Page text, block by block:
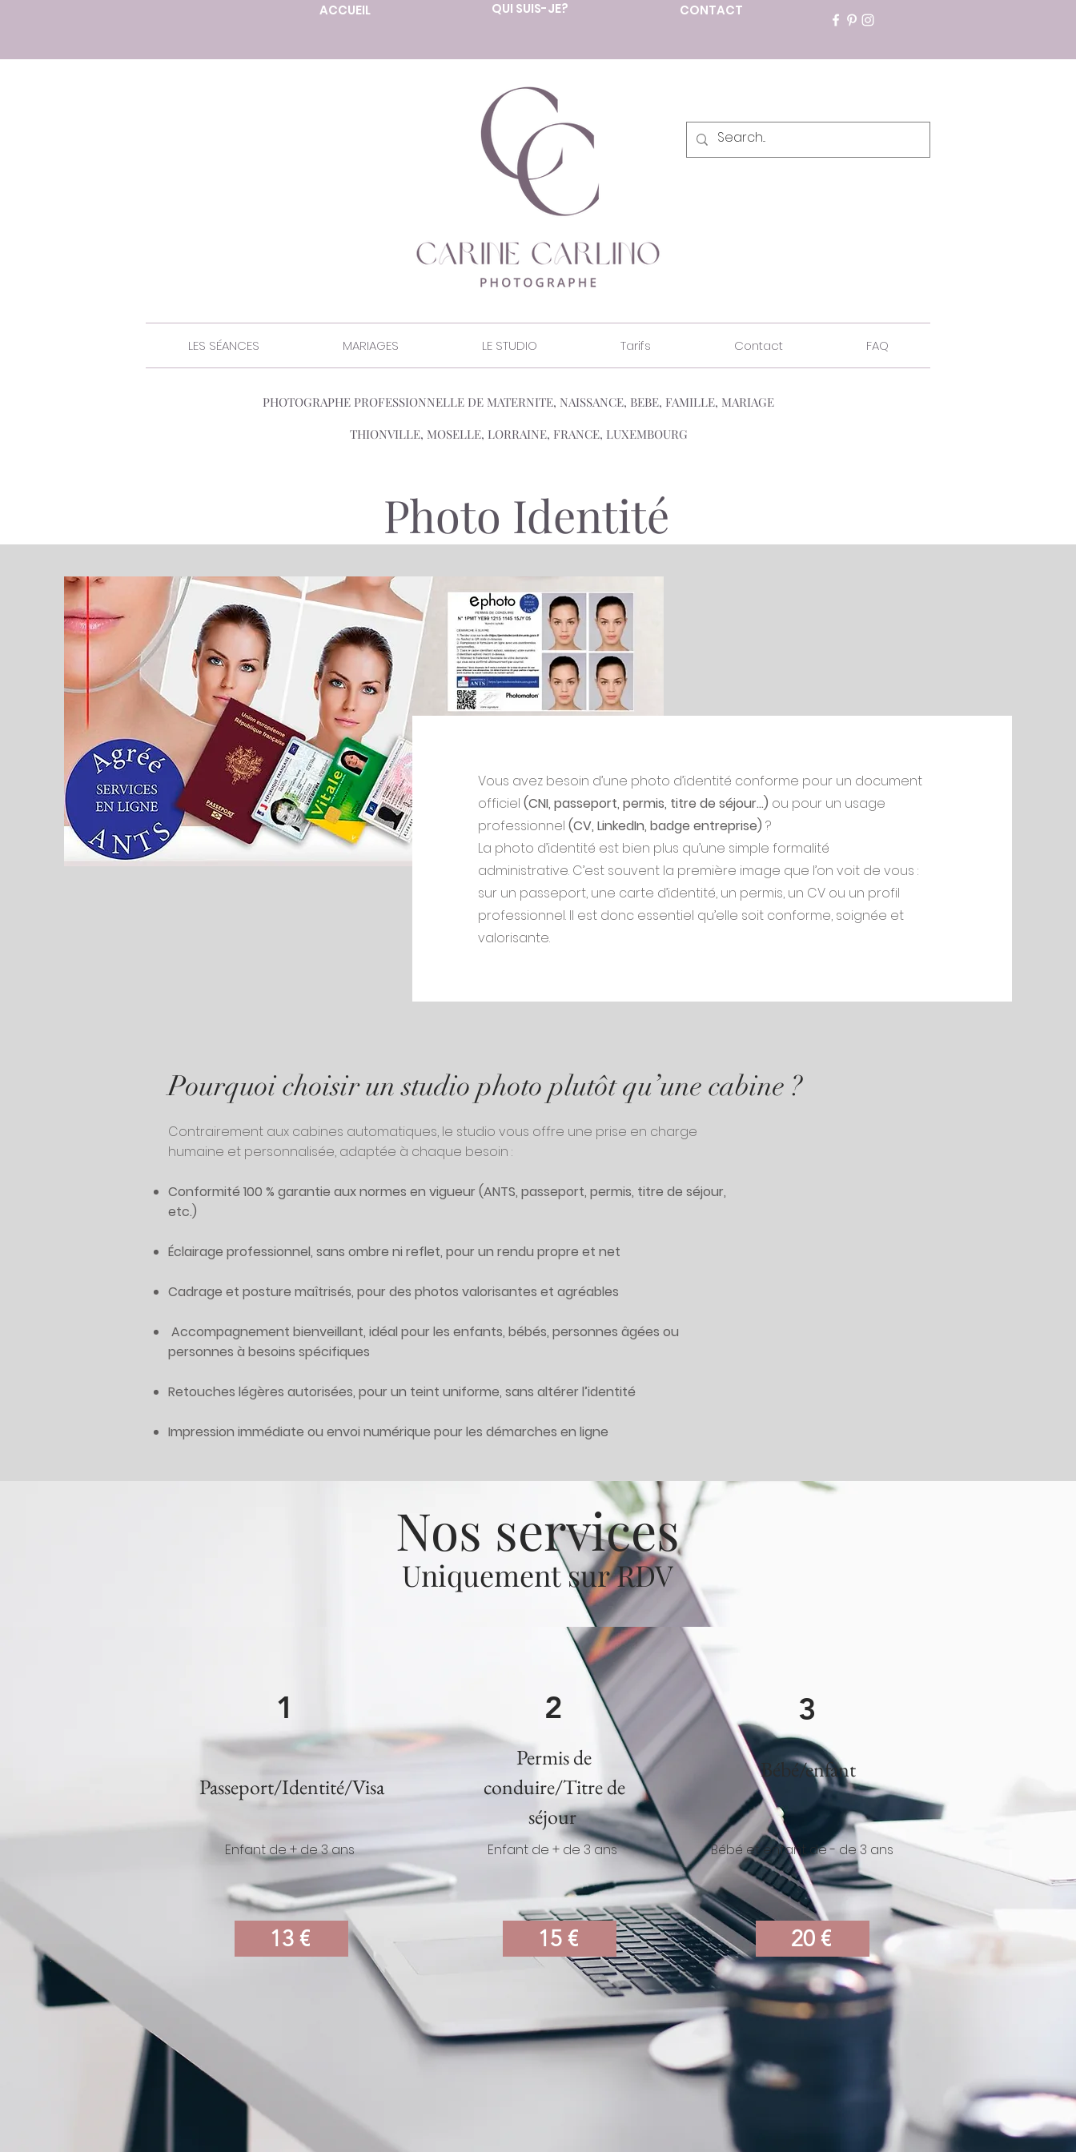
ACCUEIL QUI SUIS-JE? CONTACT
LES SÉANCES MARIAGES LE STUDIO Tarifs Contact FAQ
Photo Identité
Vous avez besoin d’une photo d’identité conforme pour un document
officiel(CNI, passeport, permis, titre de séjour...) ou pour un usage
professionnel(CV, LinkedIn, badge entreprise) ?
La photo d’identité est bien plus qu’une simple formalité
administrative. C’est souvent la première image que l’on voit de vous :
sur un passeport, une carte d’identité, un permis, un CV ou un profil
professionnel. Il est donc essentiel qu’elle soit conforme, soignée et
valorisante.
Pourquoi choisir un studio photo plutôt qu’une cabine ?
Contrairement aux cabines automatiques, le studio vous offre une prise en charge
humaine et personnalisée, adaptée à chaque besoin :
Conformité 100 % garantie aux normes en vigueur (ANTS, passeport, permis, titre de séjour,
etc.)
Éclairage professionnel, sans ombre ni reflet, pour un rendu propre et net
Cadrage et posture maîtrisés, pour des photos valorisantes et agréables
Accompagnement bienveillant, idéal pour les enfants, bébés, personnes âgées ou
personnes à besoins spécifiques
Retouches légères autorisées, pour un teint uniforme, sans altérer l’identité
Impression immédiate ou envoi numérique pour les démarches en ligne
Nos services
Uniquement sur RDV
1
Passeport/Identité/Visa
Enfant de + de 3 ans
13 €
2
Permis de
conduire/Titre de
séjour
Enfant de + de 3 ans
15 €
3
Bébé/enfant
Bébé et enfant de - de 3 ans
20 €
PHOTOGRAPHE PROFESSIONNELLE DE MATERNITE, NAISSANCE, BEBE, FAMILLE, MARIAGE
THIONVILLE, MOSELLE, LORRAINE, FRANCE, LUXEMBOURG